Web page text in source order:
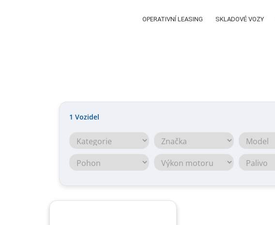
OPERATIVNÍ LEASING SKLADOVÉ VOZY
1 Vozidel